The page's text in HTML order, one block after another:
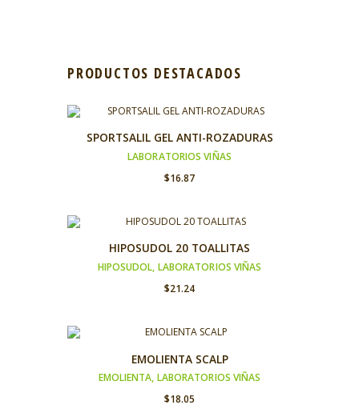
PRODUCTOS DESTACADOS
SPORTSALIL GEL ANTI-ROZADURAS
LABORATORIOS VIÑAS
$16.87
HIPOSUDOL 20 TOALLITAS
HIPOSUDOL, LABORATORIOS VIÑAS
$21.24
EMOLIENTA SCALP
EMOLIENTA, LABORATORIOS VIÑAS
$18.05